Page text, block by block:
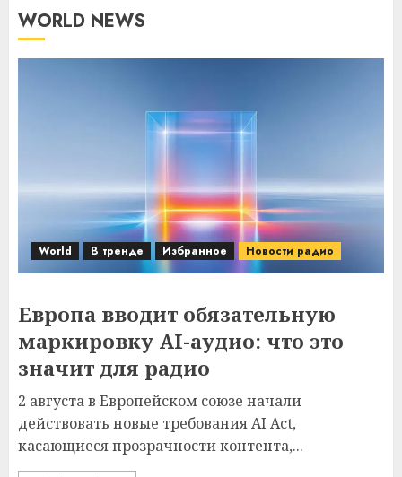
WORLD NEWS
World В тренде Избранное Новости радио
Европа вводит обязательную
маркировку AI-аудио: что это
значит для радио
2 августа в Европейском союзе начали
действовать новые требования AI Act,
касающиеся прозрачности контента,...